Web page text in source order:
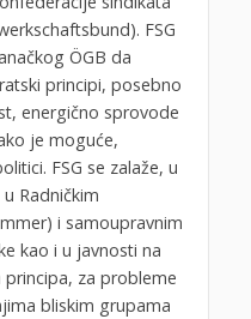
FSG
ÖGB da
principi, posebno
energično sprovode
je moguće,
FSG se zalaže, u
Radničkim
i samoupravnim
kao i u javnosti na
za probleme
bliskim grupama